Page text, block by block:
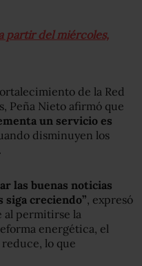
partir del miércoles,
de la Red
Peña Nieto afirmó que
un servicio es
disminuyen los
las buenas noticias
siga creciendo”, expresó
al permitirse la
energética, el
lo que